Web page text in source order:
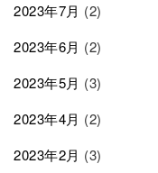
2023年7月 (2)
2023年6月 (2)
2023年5月 (3)
2023年4月 (2)
2023年2月 (3)